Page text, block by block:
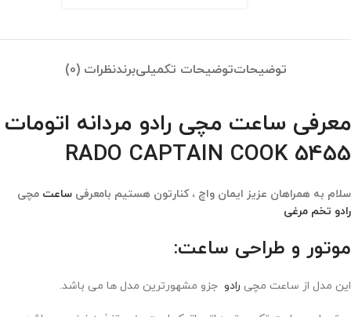
توضیحاتتوضیحات تکمیلیبرندنظرات (0)
معرفی ساعت مچی رادو مردانه اتومات
RADO CAPTAIN COOK 5455
سلام به همراهان عزیز ایمان واچ ، کنارتون هستیم بامعرفی ساعت مچی
رادو تخم مرغی
موتور و طراحی ساعت:
این مدل از ساعت مچی رادو جزو مشهورترین مدل ها می باشد.